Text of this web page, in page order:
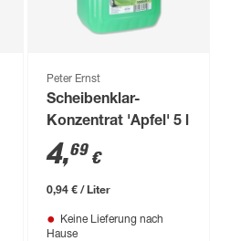
Peter Ernst
Scheibenklar-
Konzentrat 'Apfel' 5 l
4,69 €
0,94 € / Liter
Keine Lieferung nach
Hause